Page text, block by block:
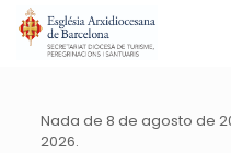
Nada de 8 de agosto de
2026.